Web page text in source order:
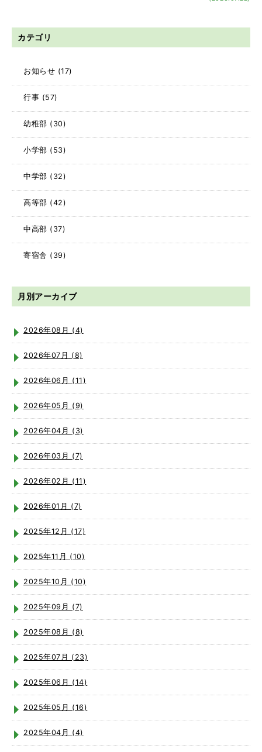
カテゴリ
お知らせ (17)
行事 (57)
幼稚部 (30)
小学部 (53)
中学部 (32)
高等部 (42)
中高部 (37)
寄宿舎 (39)
月別アーカイブ
2026年08月 (4)
2026年07月 (8)
2026年06月 (11)
2026年05月 (9)
2026年04月 (3)
2026年03月 (7)
2026年02月 (11)
2026年01月 (7)
2025年12月 (17)
2025年11月 (10)
2025年10月 (10)
2025年09月 (7)
2025年08月 (8)
2025年07月 (23)
2025年06月 (14)
2025年05月 (16)
2025年04月 (4)